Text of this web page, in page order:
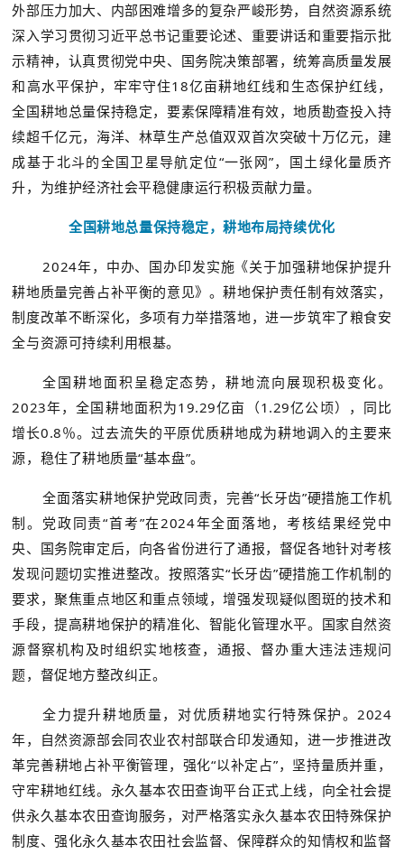
外部压力加大、内部困难增多的复杂严峻形势，自然资源系统
深入学习贯彻习近平总书记重要论述、重要讲话和重要指示批
示精神，认真贯彻党中央、国务院决策部署，统筹高质量发展
和高水平保护，牢牢守住18亿亩耕地红线和生态保护红线，
全国耕地总量保持稳定，要素保障精准有效，地质勘查投入持
续超千亿元，海洋、林草生产总值双双首次突破十万亿元，建
成基于北斗的全国卫星导航定位“一张网”，国土绿化量质齐
升，为维护经济社会平稳健康运行积极贡献力量。
全国耕地总量保持稳定，耕地布局持续优化
2024年，中办、国办印发实施《关于加强耕地保护提升
耕地质量完善占补平衡的意见》。耕地保护责任制有效落实，
制度改革不断深化，多项有力举措落地，进一步筑牢了粮食安
全与资源可持续利用根基。
全国耕地面积呈稳定态势，耕地流向展现积极变化。
2023年，全国耕地面积为19.29亿亩（1.29亿公顷），同比
增长0.8％。过去流失的平原优质耕地成为耕地调入的主要来
源，稳住了耕地质量“基本盘”。
全面落实耕地保护党政同责，完善“长牙齿”硬措施工作机
制。党政同责“首考”在2024年全面落地，考核结果经党中
央、国务院审定后，向各省份进行了通报，督促各地针对考核
发现问题切实推进整改。按照落实“长牙齿”硬措施工作机制的
要求，聚焦重点地区和重点领域，增强发现疑似图斑的技术和
手段，提高耕地保护的精准化、智能化管理水平。国家自然资
源督察机构及时组织实地核查，通报、督办重大违法违规问
题，督促地方整改纠正。
全力提升耕地质量，对优质耕地实行特殊保护。2024
年，自然资源部会同农业农村部联合印发通知，进一步推进改
革完善耕地占补平衡管理，强化“以补定占”，坚持量质并重，
守牢耕地红线。永久基本农田查询平台正式上线，向全社会提
供永久基本农田查询服务，对严格落实永久基本农田特殊保护
制度、强化永久基本农田社会监督、保障群众的知情权和监督